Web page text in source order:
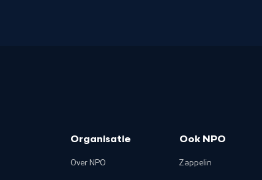
Organisatie
Over NPO
Ook NPO
Zappelin